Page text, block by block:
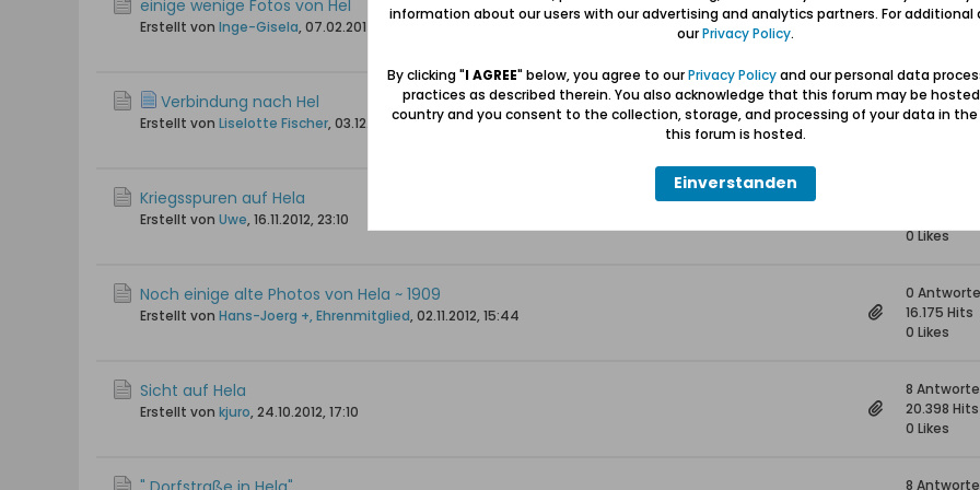
einige wenige Fotos von Hel
Erstellt von Inge-Gisela, 07.02.2014, 19:50
4
18.967 Hits
Verbindung nach Hel
Erstellt von Liselotte Fischer, 03.12.2013, 10:16
0
15.051 Hits
Kriegsspuren auf Hela
Erstellt von Uwe, 16.11.2012, 23:10
0 Likes
Noch einige alte Photos von Hela ~ 1909
Erstellt von Hans-Joerg +, Ehrenmitglied, 02.11.2012, 15:44
0
16.175 Hits
0 Likes
Sicht auf Hela
Erstellt von kjuro, 24.10.2012, 17:10
8
20.398 Hits
0 Likes
8
information about our users with our advertising and analytics partners. For additional
ourPrivacy Policy.
By clicking "I AGREE" below, you agree to ourPrivacy Policyand our personal data
practices as described therein. You also acknowledge that this forum may be
country and you consent to the collection, storage, and processing of your data in
this forum is hosted.
Einverstanden